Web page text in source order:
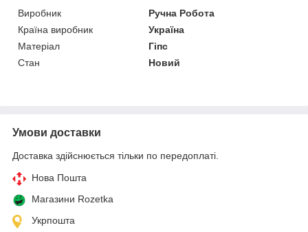
Виробник
Ручна Робота
Країна виробник
Україна
Матеріал
Гіпс
Стан
Новий
Умови доставки
Доставка здійснюється тільки по передоплаті.
Нова Пошта
Магазини Rozetka
Укрпошта